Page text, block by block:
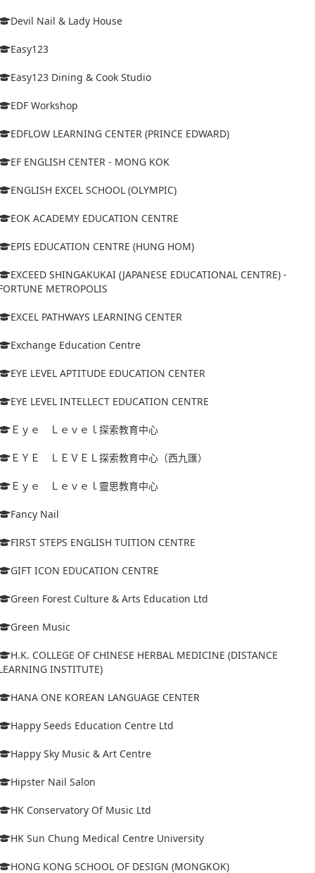
Devil Nail & Lady House
Easy123
Easy123 Dining & Cook Studio
EDF Workshop
EDFLOW LEARNING CENTER (PRINCE EDWARD)
EF ENGLISH CENTER - MONG KOK
ENGLISH EXCEL SCHOOL (OLYMPIC)
EOK ACADEMY EDUCATION CENTRE
EPIS EDUCATION CENTRE (HUNG HOM)
EXCEED SHINGAKUKAI (JAPANESE EDUCATIONAL CENTRE) -
METROPOLIS
EXCEL PATHWAYS LEARNING CENTER
Exchange Education Centre
EYE LEVEL APTITUDE EDUCATION CENTER
EYE LEVEL INTELLECT EDUCATION CENTRE
Ｅｙｅ Ｌｅｖｅｌ探索教育中心
ＥＹＥ ＬＥＶＥＬ探索教育中心（西九匯）
Ｅｙｅ Ｌｅｖｅｌ靈思教育中心
Fancy Nail
FIRST STEPS ENGLISH TUITION CENTRE
GIFT ICON EDUCATION CENTRE
Green Forest Culture & Arts Education Ltd
Green Music
H.K. COLLEGE OF CHINESE HERBAL MEDICINE (DISTANCE
INSTITUTE)
HANA ONE KOREAN LANGUAGE CENTER
Happy Seeds Education Centre Ltd
Happy Sky Music & Art Centre
Hipster Nail Salon
HK Conservatory Of Music Ltd
HK Sun Chung Medical Centre University
HONG KONG SCHOOL OF DESIGN (MONGKOK)